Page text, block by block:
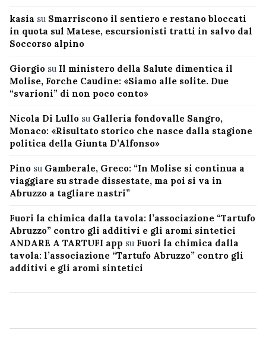
kasia su Smarriscono il sentiero e restano bloccati
in quota sul Matese, escursionisti tratti in salvo dal
Soccorso alpino
Giorgio su Il ministero della Salute dimentica il
Molise, Forche Caudine: «Siamo alle solite. Due
“svarioni” di non poco conto»
Nicola Di Lullo su Galleria fondovalle Sangro,
Monaco: «Risultato storico che nasce dalla stagione
politica della Giunta D’Alfonso»
Pino su Gamberale, Greco: “In Molise si continua a
viaggiare su strade dissestate, ma poi si va in
Abruzzo a tagliare nastri”
Fuori la chimica dalla tavola: l’associazione “Tartufo
Abruzzo” contro gli additivi e gli aromi sintetici
ANDARE A TARTUFI app su Fuori la chimica dalla
tavola: l’associazione “Tartufo Abruzzo” contro gli
additivi e gli aromi sintetici